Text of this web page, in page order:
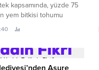
kapsamında, yüzde 75
yem bitkisi tohumu
edilmeye başlandı
Belediyesi, tarımsal
Sonbahar Yem Bitkisi
Projesi”
Aşure